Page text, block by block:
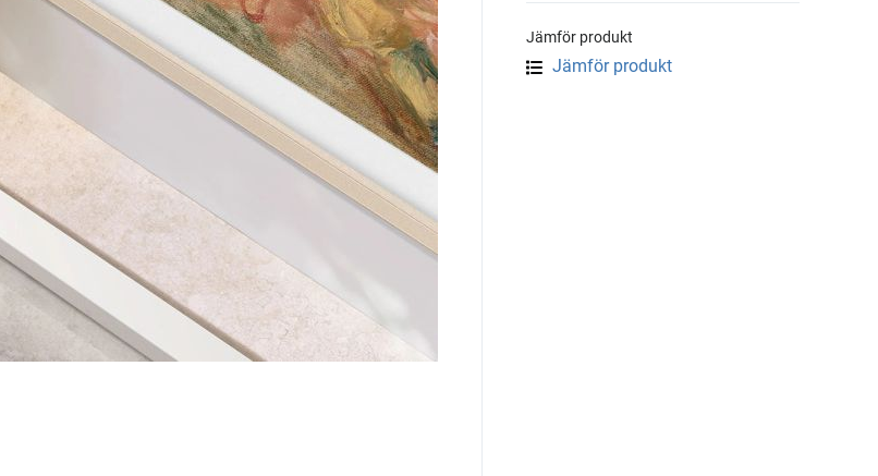
Jämför produkt
Jämför produkt